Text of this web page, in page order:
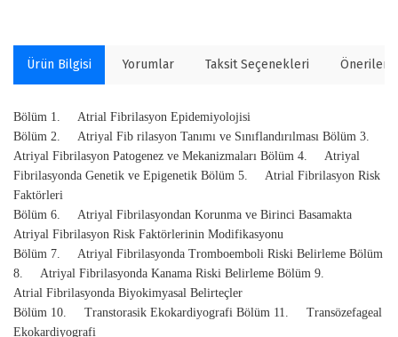
Ürün Bilgisi Yorumlar Taksit Seçenekleri
Bölüm 1. Atrial Fibrilasyon Epidemiyolojisi
Bölüm 2. Atriyal Fib rilasyon Tanımı ve Sınıflandırılması Bölüm 3.
Atriyal Fibrilasyon Patogenez ve Mekanizmaları Bölüm 4. Atriyal
Fibrilasyonda Genetik ve Epigenetik Bölüm 5. Atrial Fibrilasyon Risk
Faktörleri
Bölüm 6. Atriyal Fibrilasyondan Korunma ve Birinci Basamakta
Atriyal Fibrilasyon Risk Faktörlerinin Modifikasyonu
Bölüm 7. Atriyal Fibrilasyonda Tromboemboli Riski Belirleme Bölüm
8. Atriyal Fibrilasyonda Kanama Riski Belirleme Bölüm 9.
Atrial Fibrilasyonda Biyokimyasal Belirteçler
Bölüm 10. Transtorasik Ekokardiyografi Bölüm 11. Transözefageal
Ekokardiyografi